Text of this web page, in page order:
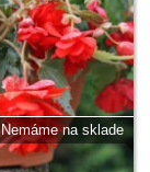
Nemáme na sklade